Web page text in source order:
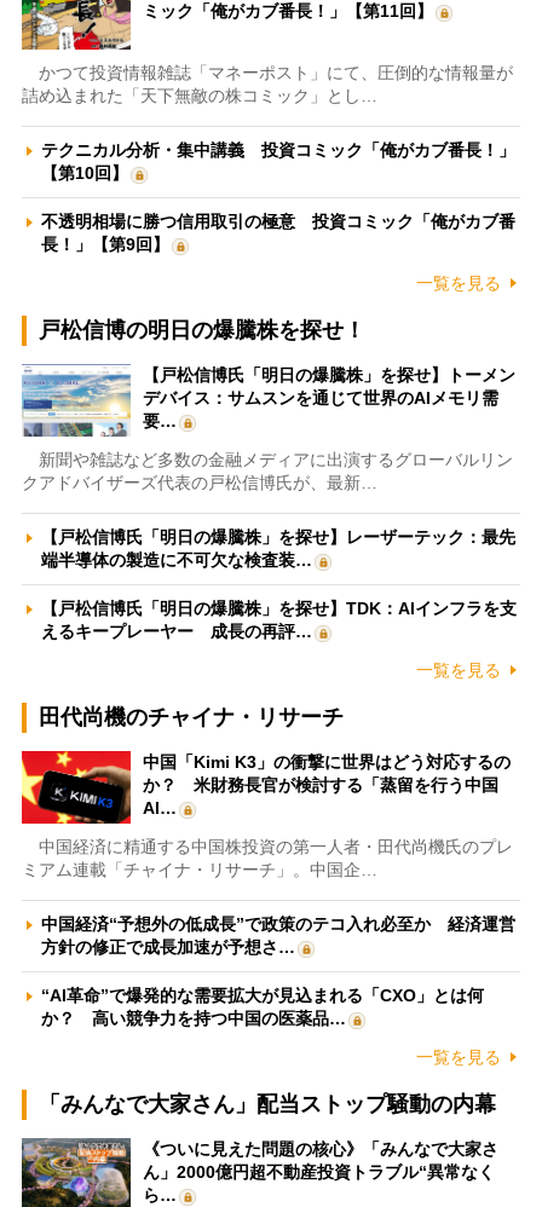
ミック「俺がカブ番長！」【第11回】
かつて投資情報雑誌「マネーポスト」にて、圧倒的な情報量が
詰め込まれた「天下無敵の株コミック」とし…
テクニカル分析・集中講義 投資コミック「俺がカブ番長！」
【第10回】
不透明相場に勝つ信用取引の極意 投資コミック「俺がカブ番
長！」【第9回】
一覧を見る
戸松信博の明日の爆騰株を探せ！
【戸松信博氏「明日の爆騰株」を探せ】トーメン
デバイス：サムスンを通じて世界のAIメモリ需
要…
新聞や雑誌など多数の金融メディアに出演するグローバルリン
クアドバイザーズ代表の戸松信博氏が、最新…
【戸松信博氏「明日の爆騰株」を探せ】レーザーテック：最先
端半導体の製造に不可欠な検査装…
【戸松信博氏「明日の爆騰株」を探せ】TDK：AIインフラを支
えるキープレーヤー 成長の再評…
一覧を見る
田代尚機のチャイナ・リサーチ
中国「Kimi K3」の衝撃に世界はどう対応するの
か？ 米財務長官が検討する「蒸留を行う中国
AI…
中国経済に精通する中国株投資の第一人者・田代尚機氏のプレ
ミアム連載「チャイナ・リサーチ」。中国企…
中国経済“予想外の低成長”で政策のテコ入れ必至か 経済運営
方針の修正で成長加速が予想さ…
“AI革命”で爆発的な需要拡大が見込まれる「CXO」とは何
か？ 高い競争力を持つ中国の医薬品…
一覧を見る
「みんなで大家さん」配当ストップ騒動の内幕
《ついに見えた問題の核心》「みんなで大家さ
ん」2000億円超不動産投資トラブル“異常なく
ら…